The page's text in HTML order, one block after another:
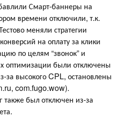
Смарт-баннеры на
времени отключили, т.к.
меняли стратегии
на оплату за клики
по целям “звонок” и
оптимизации были отключены
за высокого CPL, остановлены
com.fugo.wow).
также был отключен из-за